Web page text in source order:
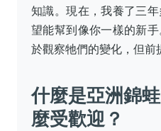
知識。現在，我養了三
望能幫到像你一樣的新
於觀察牠們的變化，但前
什麼是亞洲錦
麼受歡迎？